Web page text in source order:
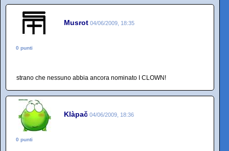
Musrot 04/06/2009, 18:35
0 punti
strano che nessuno abbia ancora nominato I CLOWN!
Klàpač 04/06/2009, 18:36
0 punti